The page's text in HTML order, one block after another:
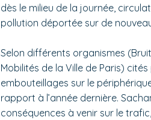
dès le milieu de la journée,
pollution déportée sur de
Selon différents organismes
Mobilités de la Ville de Paris)
embouteillages sur le
rapport à l’année dernière.
conséquences à venir sur le